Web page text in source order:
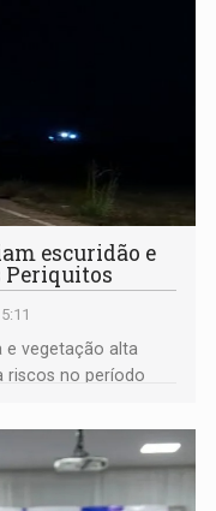
escuridão e
Periquitos
e vegetação alta
riscos no período